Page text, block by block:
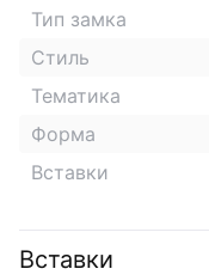
Тип замка
Стиль
Тематика
Форма
Вставки
Вставки